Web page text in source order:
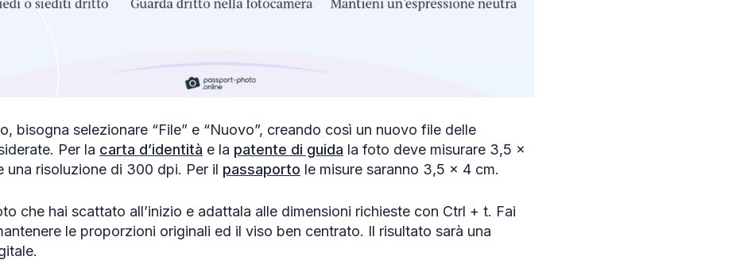
bisogna selezionare “File” e “Nuovo”, creando così un nuovo file delle
Per la carta d’identità e la patente di guida la foto deve misurare 3,5 x
una risoluzione di 300 dpi. Per il passaporto le misure saranno 3,5 x 4 cm.
che hai scattato all’inizio e adattala alle dimensioni richieste con Ctrl + t. Fai
le proporzioni originali ed il viso ben centrato. Il risultato sarà una